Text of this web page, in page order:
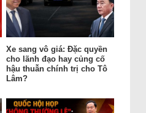
Xe sang vô giá: Đặc quyền
cho lãnh đạo hay củng cố
hậu thuẫn chính trị cho Tô
Lâm?